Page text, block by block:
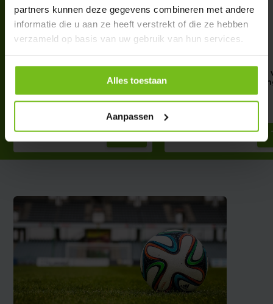
partners kunnen deze gegevens combineren met andere
informatie die u aan ze heeft verstrekt of die ze hebben
verzameld op basis van uw gebruik van hun services.
Alles toestaan
Aanpassen
Trainingsstangen 76 cm
€ 2,45
Deliverytime
Elastische banden: Set
stuks voor
€ 14,50